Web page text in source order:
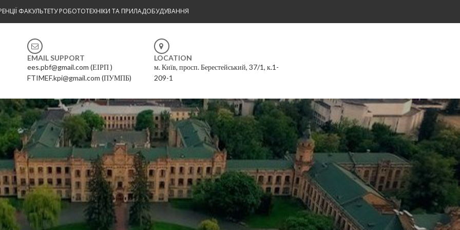
ФАКУЛЬТЕТУ РОБОТОТЕХНІКИ ТА ПРИЛАДОБУДУВАННЯ
EMAIL SUPPORT
ees.pbf@gmail.com (ЕІРП )
FTIMEF.kpi@gmail.com (ПУМПБ)
LOCATION
м. Київ, просп. Берестейський, 37/1, к.1-
209-1